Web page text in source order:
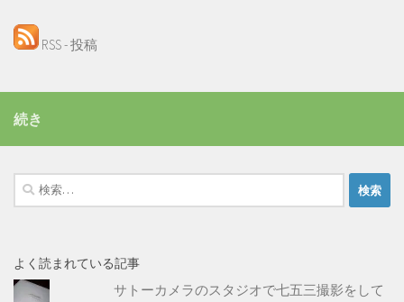
RSS - 投稿
続き
検
索:
よく読まれている記事
サトーカメラのスタジオで七五三撮影をして